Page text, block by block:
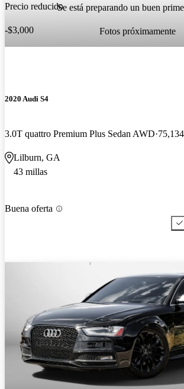
Se está preparando un buen
Fotos próximamente
Precio reducido
-$3,000
2020 Audi S4
3.0T quattro Premium Plus Sedan AWD
Lilburn, GA
43 millas
Buena oferta